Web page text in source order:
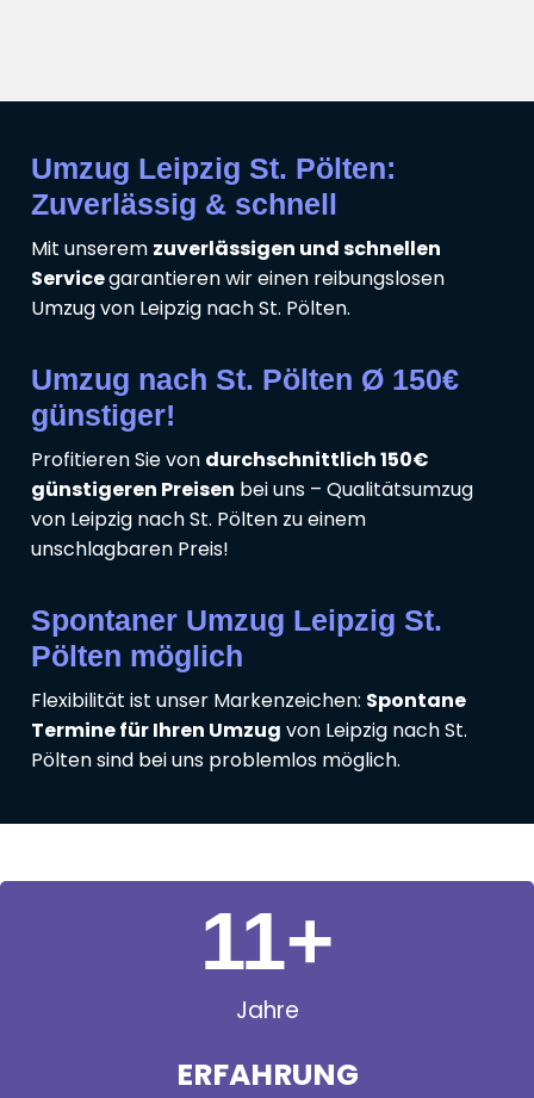
Umzug Leipzig St. Pölten:
Zuverlässig & schnell
Mit unserem zuverlässigen und schnellen
Servicegarantieren wir einen reibungslosen
Umzug von Leipzig nach St. Pölten.
Umzug nach St. Pölten Ø 150€
günstiger!
Profitieren Sie von durchschnittlich 150€
günstigeren Preisen bei uns – Qualitätsumzug
von Leipzig nach St. Pölten zu einem
unschlagbaren Preis!
Spontaner Umzug Leipzig St.
Pölten möglich
Flexibilität ist unser Markenzeichen: Spontane
Termine für Ihren Umzug von Leipzig nach St.
Pölten sind bei uns problemlos möglich.
Jahre
ERFAHRUNG
11+